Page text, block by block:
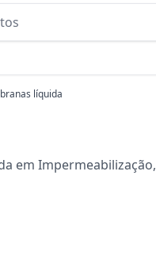
no header
líquida
em